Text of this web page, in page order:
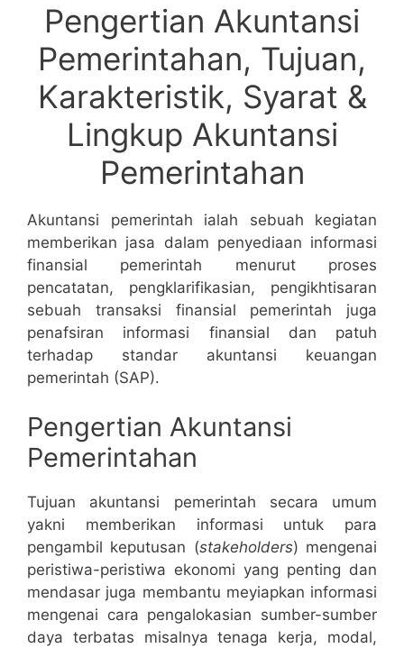
Pengertian Akuntansi
Pemerintahan, Tujuan,
Karakteristik, Syarat &
Lingkup Akuntansi
Pemerintahan
Akuntansi pemerintah ialah sebuah kegiatan
memberikan jasa dalam penyediaan informasi
finansial pemerintah menurut proses
pencatatan, pengklarifikasian, pengikhtisaran
sebuah transaksi finansial pemerintah juga
penafsiran informasi finansial dan patuh
terhadap standar akuntansi keuangan
pemerintah (SAP).
Pengertian Akuntansi
Pemerintahan
Tujuan akuntansi pemerintah secara umum
yakni memberikan informasi untuk para
pengambil keputusan (stakeholders) mengenai
peristiwa-peristiwa ekonomi yang penting dan
mendasar juga membantu meyiapkan informasi
mengenai cara pengalokasian sumber-sumber
daya terbatas misalnya tenaga kerja, modal,